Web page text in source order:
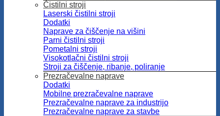
Čistilni stroji
Laserski čistilni stroji
Dodatki
Naprave za čiščenje na višini
Parni čistilni stroji
Pometalni stroji
Visokotlačni čistilni stroji
Stroji za čiščenje, ribanje, poliranje
Prezračevalne naprave
Dodatki
Mobilne prezračevalne naprave
Prezračevalne naprave za industrijo
Prezračevalne naprave za stavbe